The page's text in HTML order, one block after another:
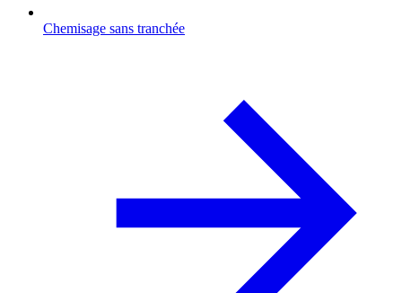
Chemisage sans tranchée